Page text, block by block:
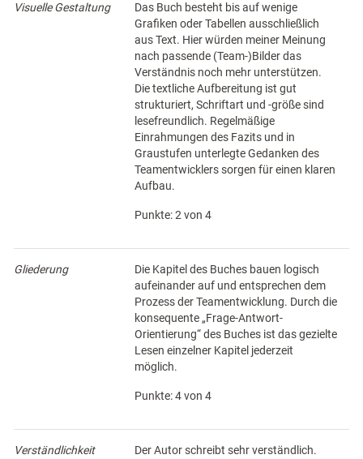
Visuelle Gestaltung
Das Buch besteht bis auf wenige
Grafiken oder Tabellen ausschließlich
aus Text. Hier würden meiner Meinung
nach passende (Team-)Bilder das
Verständnis noch mehr unterstützen.
Die textliche Aufbereitung ist gut
strukturiert, Schriftart und -größe sind
lesefreundlich. Regelmäßige
Einrahmungen des Fazits und in
Graustufen unterlegte Gedanken des
Teamentwicklers sorgen für einen klaren
Aufbau.
Punkte: 2 von 4
Gliederung
Die Kapitel des Buches bauen logisch
aufeinander auf und entsprechen dem
Prozess der Teamentwicklung. Durch die
konsequente „Frage-Antwort-
Orientierung“ des Buches ist das gezielte
Lesen einzelner Kapitel jederzeit
möglich.
Punkte: 4 von 4
Verständlichkeit
Der Autor schreibt sehr verständlich.